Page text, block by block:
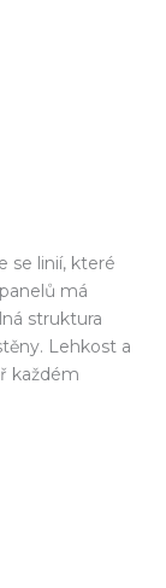
se linií, které
má
struktura
Lehkost a
každém